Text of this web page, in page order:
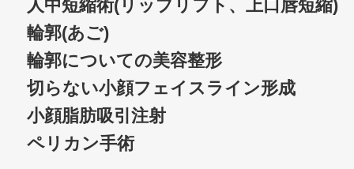
人中短縮術(リップリフト、上口唇短縮)
輪郭(あご)
輪郭についての美容整形
切らない小顔フェイスライン形成
小顔脂肪吸引注射
ペリカン手術